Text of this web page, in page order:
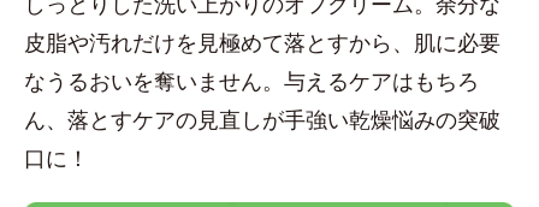
皮脂や汚れだけを見極めて落とすから、肌に必要
なうるおいを奪いません。与えるケアはもちろ
ん、落とすケアの見直しが手強い乾燥悩みの突破
口に！